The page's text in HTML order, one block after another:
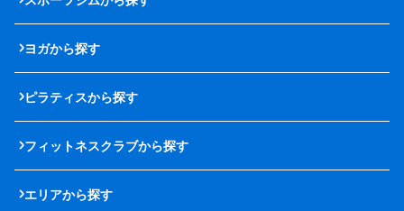
ヨガから探す
ピラティスから探す
フィットネスクラブから探す
エリアから探す